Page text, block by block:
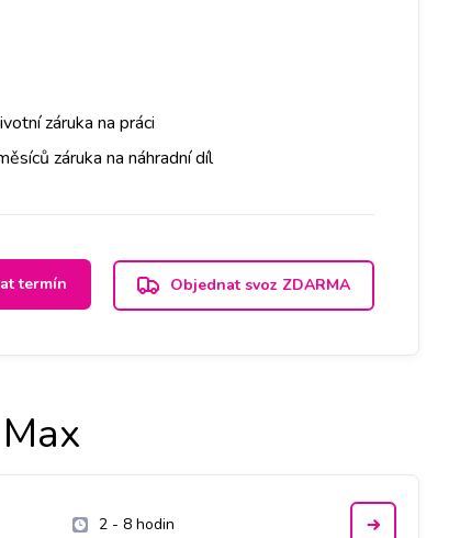
záruka na práci
záruka na náhradní díl
termín Objednat svoz ZDARMA
2 - 8 hodin